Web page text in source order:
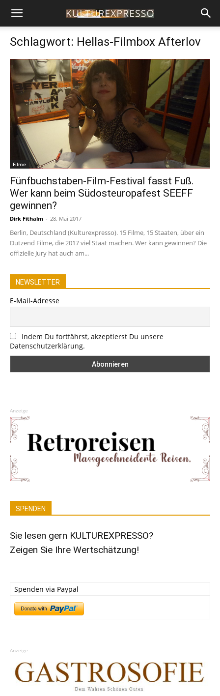
Schlagwort: Hellas-Filmbox Afterlov
Filme
Fünfbuchstaben-Film-Festival fasst Fuß.
Wer kann beim Südosteuropafest SEEFF
gewinnen?
Dirk Fithalm - 28. Mai 2017
Berlin, Deutschland (Kulturexpresso). 15 Filme, 15 Staaten, über ein
Dutzend Filme, die 2017 viel Staat machen. Wer kann gewinnen? Die
offizielle Jury hat auch am...
NEWSLETTER
E-Mail-Adresse
Indem Du fortfährst, akzeptierst Du unsere
Datenschutzerklärung.
Anzeige
SPENDEN
Sie lesen gern KULTUREXPRESSO?
Zeigen Sie Ihre Wertschätzung!
Spenden via Paypal
Anzeige